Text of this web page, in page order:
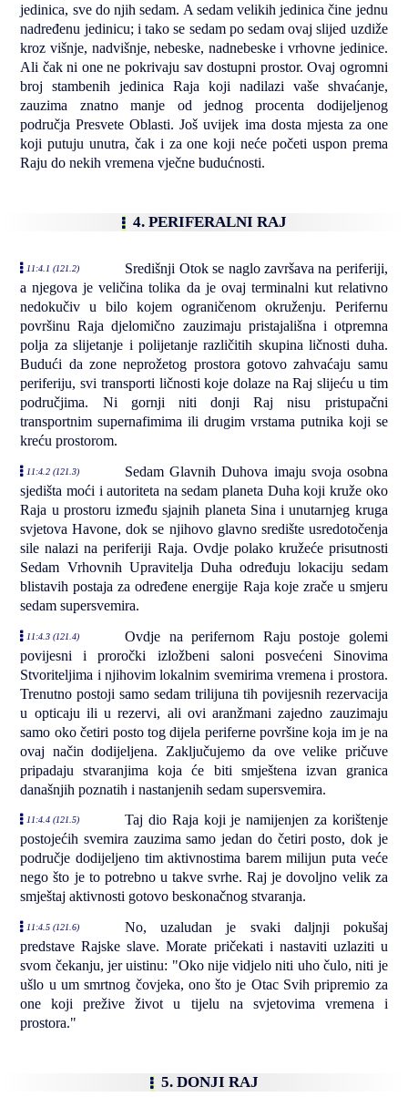
jedinica, sve do njih sedam. A sedam velikih jedinica čine jednu
nadređenu jedinicu; i tako se sedam po sedam ovaj slijed uzdiže
kroz višnje, nadvišnje, nebeske, nadnebeske i vrhovne jedinice.
Ali čak ni one ne pokrivaju sav dostupni prostor. Ovaj ogromni
broj stambenih jedinica Raja koji nadilazi vaše shvaćanje,
zauzima znatno manje od jednog procenta dodijeljenog
područja Presvete Oblasti. Još uvijek ima dosta mjesta za one
koji putuju unutra, čak i za one koji neće početi uspon prema
Raju do nekih vremena vječne budućnosti.
4. PERIFERALNI RAJ
11:4.1 (121.2)
Središnji Otok se naglo završava na periferiji,
a njegova je veličina tolika da je ovaj terminalni kut relativno
nedokučiv u bilo kojem ograničenom okruženju. Perifernu
površinu Raja djelomično zauzimaju pristajališna i otpremna
polja za slijetanje i polijetanje različitih skupina ličnosti duha.
Budući da zone neprožetog prostora gotovo zahvaćaju samu
periferiju, svi transporti ličnosti koje dolaze na Raj slijeću u tim
područjima. Ni gornji niti donji Raj nisu pristupačni
transportnim supernafimima ili drugim vrstama putnika koji se
kreću prostorom.
11:4.2 (121.3)
Sedam Glavnih Duhova imaju svoja osobna
sjedišta moći i autoriteta na sedam planeta Duha koji kruže oko
Raja u prostoru između sjajnih planeta Sina i unutarnjeg kruga
svjetova Havone, dok se njihovo glavno središte usredotočenja
sile nalazi na periferiji Raja. Ovdje polako kružeće prisutnosti
Sedam Vrhovnih Upravitelja Duha određuju lokaciju sedam
blistavih postaja za određene energije Raja koje zrače u smjeru
sedam supersvemira.
11:4.3 (121.4)
Ovdje na perifernom Raju postoje golemi
povijesni i proročki izložbeni saloni posvećeni Sinovima
Stvoriteljima i njihovim lokalnim svemirima vremena i prostora.
Trenutno postoji samo sedam trilijuna tih povijesnih rezervacija
u opticaju ili u rezervi, ali ovi aranžmani zajedno zauzimaju
samo oko četiri posto tog dijela periferne površine koja im je na
ovaj način dodijeljena. Zaključujemo da ove velike pričuve
pripadaju stvaranjima koja će biti smještena izvan granica
današnjih poznatih i nastanjenih sedam supersvemira.
11:4.4 (121.5)
Taj dio Raja koji je namijenjen za korištenje
postojećih svemira zauzima samo jedan do četiri posto, dok je
područje dodijeljeno tim aktivnostima barem milijun puta veće
nego što je to potrebno u takve svrhe. Raj je dovoljno velik za
smještaj aktivnosti gotovo beskonačnog stvaranja.
11:4.5 (121.6)
No, uzaludan je svaki daljnji pokušaj
predstave Rajske slave. Morate pričekati i nastaviti uzlaziti u
svom čekanju, jer uistinu: "Oko nije vidjelo niti uho čulo, niti je
ušlo u um smrtnog čovjeka, ono što je Otac Svih pripremio za
one koji prežive život u tijelu na svjetovima vremena i
prostora."
5. DONJI RAJ